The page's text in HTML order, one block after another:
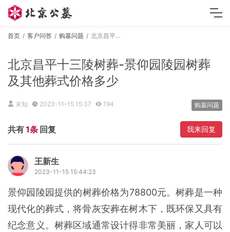
首页 客户问答 购墓问题 北京昌平十三陵树葬-景仰园陵园树葬及其他葬式价格多少
北京昌平十三陵树葬-景仰园陵园树葬
及其他葬式价格多少
未知 2023-11-15 15:37 194 购墓问题
共有1条 回复 我来回复
王新生
2023-11-15 15:44:23
景仰园陵园提供的树葬价格为78800元。树葬是一种
现代化的葬式，将骨灰安葬在树木下，既环保又具有
纪念意义。树葬区域通常设计得非常美丽，家人可以